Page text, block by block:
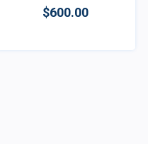
$600.00